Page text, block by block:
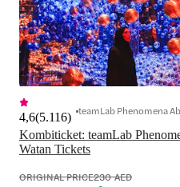
Kombiticket: teamLab
4,6(5.116) teamLab Phenomena
ORIGINAL PRICE230 AED